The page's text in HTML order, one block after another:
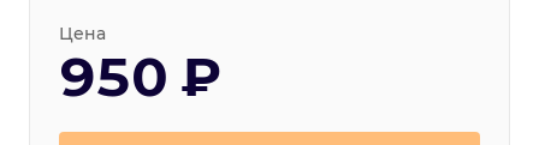
Цена
950 ₽